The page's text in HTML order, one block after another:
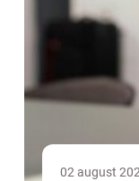
02 august